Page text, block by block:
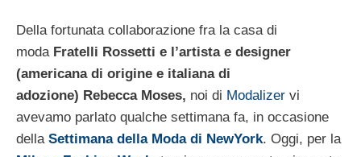
Della fortunata collaborazione fra la casa di
moda Fratelli Rossetti e l’artista e designer
(americana di origine e italiana di
adozione) Rebecca Moses, noi di Modalizer vi
avevamo parlato qualche settimana fa, in occasione
della Settimana della Moda di NewYork. Oggi, per la